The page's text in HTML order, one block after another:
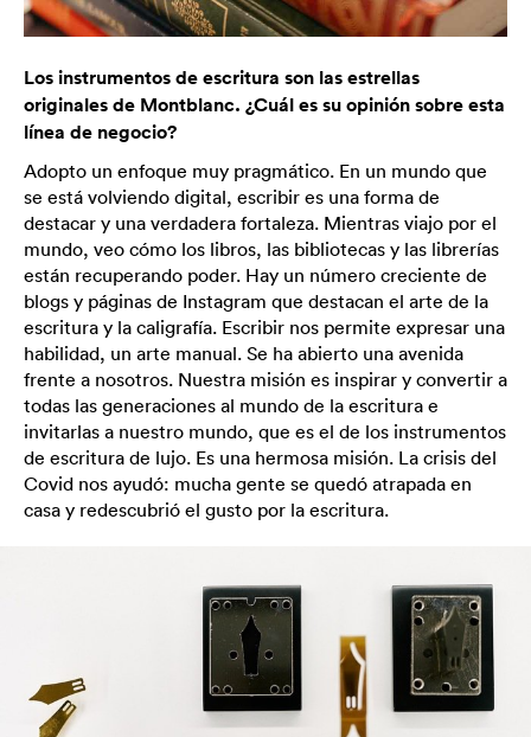
Los instrumentos de escritura son las estrellas
originales de Montblanc. ¿Cuál es su opinión sobre esta
línea de negocio?
Adopto un enfoque muy pragmático. En un mundo que
se está volviendo digital, escribir es una forma de
destacar y una verdadera fortaleza. Mientras viajo por el
mundo, veo cómo los libros, las bibliotecas y las librerías
están recuperando poder. Hay un número creciente de
blogs y páginas de Instagram que destacan el arte de la
escritura y la caligrafía. Escribir nos permite expresar una
habilidad, un arte manual. Se ha abierto una avenida
frente a nosotros. Nuestra misión es inspirar y convertir a
todas las generaciones al mundo de la escritura e
invitarlas a nuestro mundo, que es el de los instrumentos
de escritura de lujo. Es una hermosa misión. La crisis del
Covid nos ayudó: mucha gente se quedó atrapada en
casa y redescubrió el gusto por la escritura.